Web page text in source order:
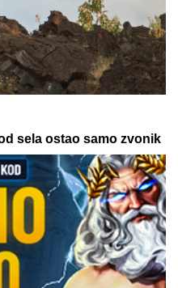
sela ostao samo zvonik